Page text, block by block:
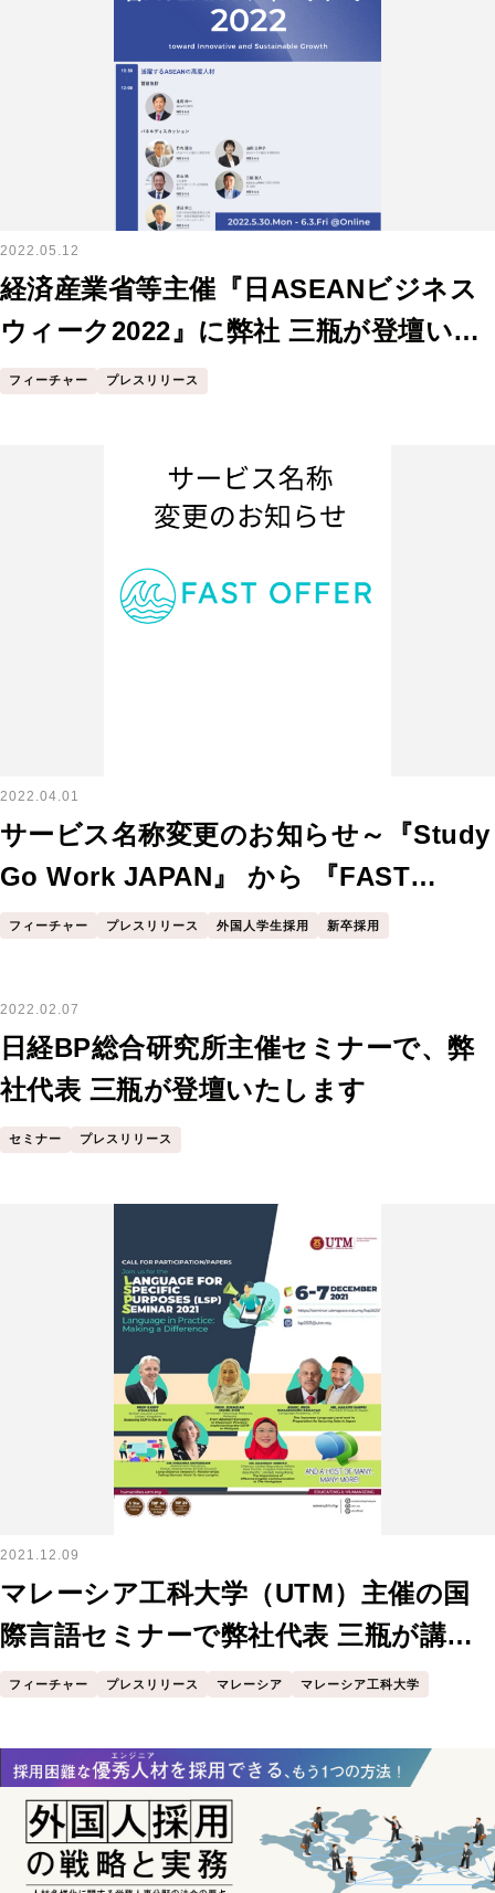
2022.05.12
経済産業省等主催『日ASEANビジネス
ウィーク2022』に弊社 三瓶が登壇いた
します
フィーチャー プレスリリース
2022.04.01
サービス名称変更のお知らせ～『Study
Go Work JAPAN』 から 『FAST
OFFER』へ
フィーチャー プレスリリース 外国人学生採用 新卒採用
2022.02.07
日経BP総合研究所主催セミナーで、弊
社代表 三瓶が登壇いたします
セミナー プレスリリース
2021.12.09
マレーシア工科大学（UTM）主催の国
際言語セミナーで弊社代表 三瓶が講演
させていただきました
フィーチャー プレスリリース マレーシア マレーシア工科大学